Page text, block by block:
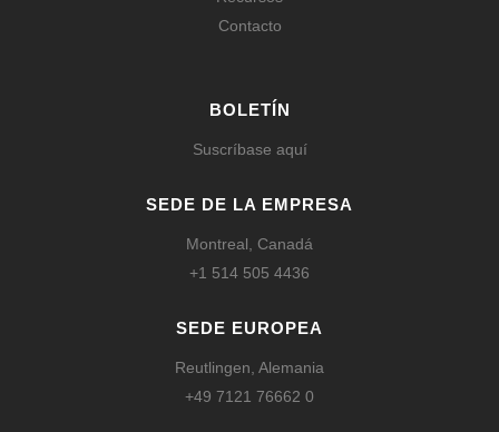
Contacto
BOLETÍN
Suscríbase aquí
SEDE DE LA EMPRESA
Montreal, Canadá
+1 514 505 4436
SEDE EUROPEA
Reutlingen, Alemania
+49 7121 76662 0